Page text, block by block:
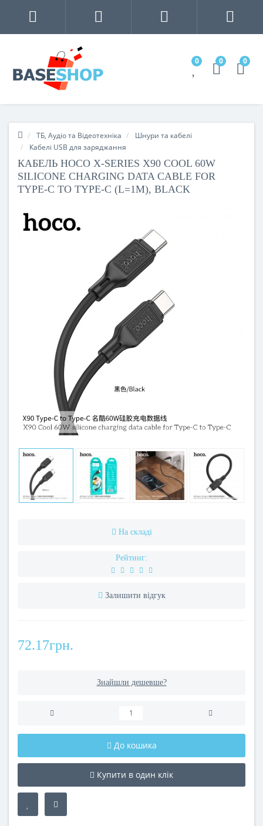
0 0 0
ТБ, Аудіо та Відеотехніка
Шнури та кабелі
Кабелі USB для заряджання
КАБЕЛЬ HOCO X-SERIES X90 COOL 60W
SILICONE CHARGING DATA CABLE FOR
TYPE-C TO TYPE-C (L=1M), BLACK
На складі
Рейтинг:
Залишити відгук
72.17грн.
Знайшли дешевше?
До кошика
Купити в один клік